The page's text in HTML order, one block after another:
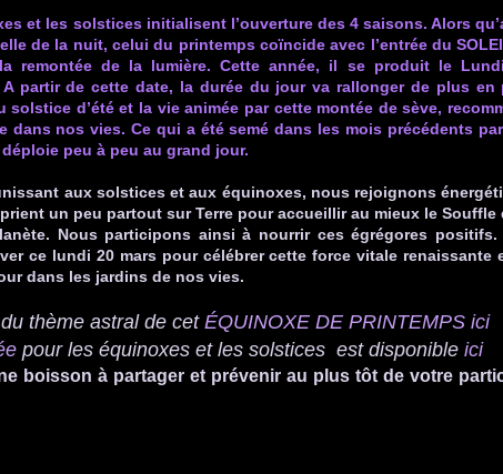
et les solstices initialisent l’ouverture des 4 saisons.Alors
de la nuit, celui du printemps coïncide avec l’entrée du
remontée de la lumière. Cette année, il se produit le
A partir de cette date, la durée du jour va rallonger de plus en
solstice d’été et la vie animée par cette montée de sève,
dans nos vies. Ce qui a été semé dans les mois précédents
peu à peu au grand jour.
aux solstices et aux équinoxes, nous rejoignons
un peu partout sur Terre pour accueillir au mieux le Souffle
Nous participons ainsi à nourrir ces égrégores positifs.
ce lundi 20 mars pour célébrer cette force vitale renaissante
dans les jardins de nos vies.
thème astral de cetÉQUINOXE DE PRINTEMPS ici
pour les équinoxes et les solstices est disponible ici
boisson à partager et prévenir au plus tôt de votre